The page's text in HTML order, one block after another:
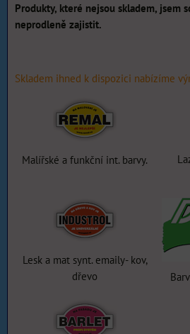
Produkty, které nejsou skladem, jsem
neprodleně zajistit.
Skladem ihned k dispozici nabízíme
Malířské a funkční int. barvy.
Lesk a mat synt. emaily- kov,
dřevo